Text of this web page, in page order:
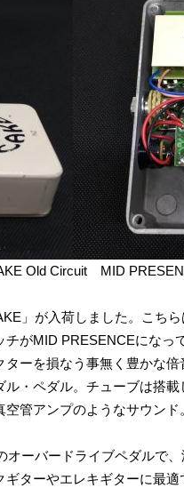
Old Circuit MID
」が入荷しました。こち
がMID PRESENCEになっ
ーを損なう事無く豊かな
ル・ペダル。チューブは搭
管アンプのようなサウンド
オーバードライブペダルで
ターやエレキギターに最適